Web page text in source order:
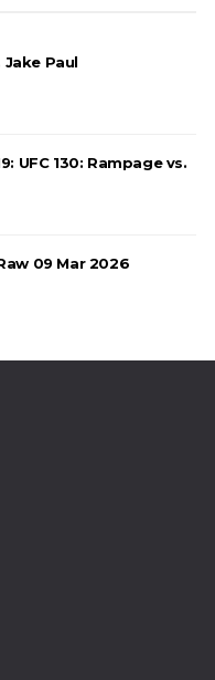
Jake Paul
UFC 130: Rampage vs.
09 Mar 2026